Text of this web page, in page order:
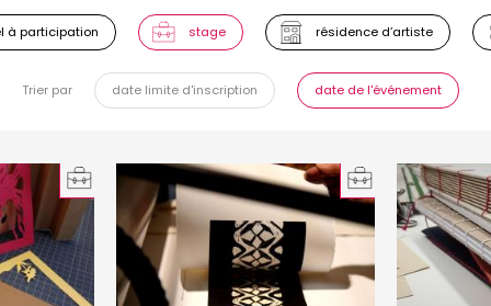
à participation stage résidence d’artiste
Trier par date limite d'inscription date de l'événement